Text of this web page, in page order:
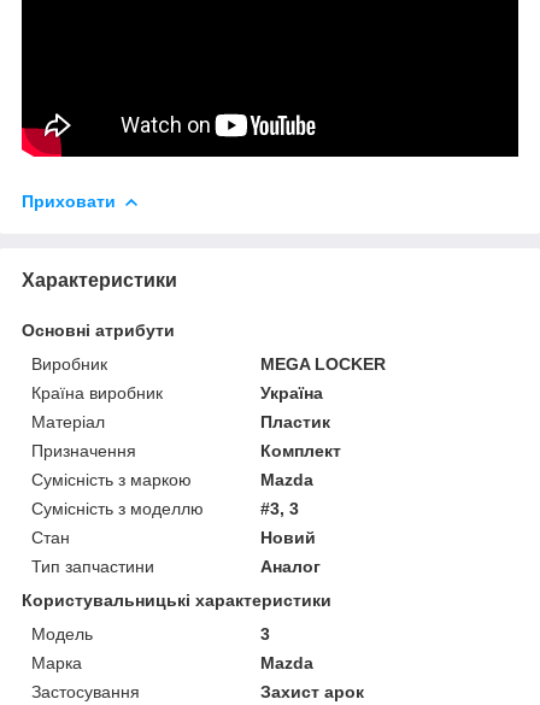
Приховати
Характеристики
Основні атрибути
Виробник
MEGA LOCKER
Країна виробник
Україна
Матеріал
Пластик
Призначення
Комплект
Сумісність з маркою
Mazda
Сумісність з моделлю
#3, 3
Стан
Новий
Тип запчастини
Аналог
Користувальницькі характеристики
Мoдель
3
Марка
Mazda
Застосування
Захист арок